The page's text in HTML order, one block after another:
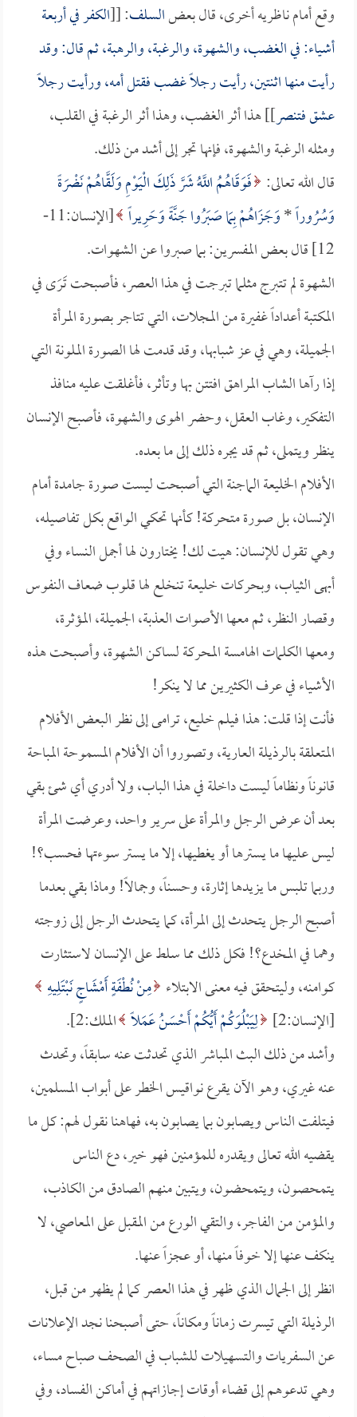
وقع أمام ناظريه أخرى، قال بعضالسلف: [[الكفر في أربعة
أشياء: في الغضب، والشهوة، والرغبة، والرهبة، ثم قال: وقد
رأيت منها اثنتين، رأيت رجلاً غضب فقتل أمه، ورأيت رجلاً
عشق فتنصر]] هذا أثر الغضب، وهذا أثر الرغبة في القلب،
ومثله الرغبة والشهوة، فإنها تجر إلى أشد من ذلك.
قال الله تعالى: فَوَقَاهُمُ اللَّهُ شَرَّ ذَلِكَ الْيَوْمِ وَلَقَّاهُمْ نَضْرَةً
وَسُرُوراً*وَجَزَاهُمْ بِمَا صَبَرُوا جَنَّةً وَحَرِيراً
[الإنسان:11-
12] قال بعض المفسرين: بما صبروا عن الشهوات.
الشهوة لم تتبرج مثلما تبرجت في هذا العصر، فأصبحت تَرَى في
المكتبة أعداداً غفيرة من المجلات، التي تتاجر بصورة المرأة
الجميلة، وهي في عز شبابها، وقد قدمت لها الصورة الملونة التي
إذا رآها الشاب المراهق افتتن بها وتأثر، فأغلقت عليه منافذ
التفكير، وغاب العقل، وحضر الهوى والشهوة، فأصبح الإنسان
ينظر ويتملى، ثم قد يجره ذلك إلى ما بعده.
الأفلام الخليعة الماجنة التي أصبحت ليست صورة جامدة أمام
الإنسان، بل صورة متحركة! كأنها تحكي الواقع بكل تفاصيله،
وهي تقول للإنسان: هيت لك! يختارون لها أجمل النساء وفي
أبهى الثياب، وبحركات خليعة تنخلع لها قلوب ضعاف النفوس
وقصار النظر، ثم معها الأصوات العذبة، الجميلة، المؤثرة،
ومعها الكلمات الهامسة المحركة لساكن الشهوة، وأصبحت هذه
الأشياء في عرف الكثيرين مما لا ينكر!
فأنت إذا قلت: هذا فيلم خليع، ترامى إلى نظر البعض الأفلام
المتعلقة بالرذيلة العارية، وتصوروا أن الأفلام المسموحة المباحة
قانوناً ونظاماً ليست داخلة في هذا الباب، ولا أدري أي شئ بقي
بعد أن عرض الرجل والمرأة على سرير واحد، وعرضت المرأة
ليس عليها ما يسترها أو يغطيها، إلا ما يستر سوءتها فحسب؟!
وربما تلبس ما يزيدها إثارة، وحسناً، وجمالاً! وماذا بقي بعدما
أصبح الرجل يتحدث إلى المرأة، كما يتحدث الرجل إلى زوجته
وهما في المخدع؟! فكل ذلك مما سلط على الإنسان لاستثارت
كوامنه، وليتحقق فيه معنى الابتلاء مِنْ نُطْفَةٍ أَمْشَاجٍ نَبْتَلِيهِ
[الإنسان:2]
لِيَبْلُوَكُمْ أَيُّكُمْ أَحْسَنُ عَمَلاً الملك:2].
وأشد من ذلك البث المباشر الذي تحدثت عنه سابقاً، وتحدث
عنه غيري، وهو الآن يقرع نواقيس الخطر على أبواب المسلمين،
فيتلفت الناس ويصابون بما يصابون به، فهاهنا نقول لهم: كل ما
يقضيه الله تعالى ويقدره للمؤمنين فهو خير، دع الناس
يتمحصون، ويتمحضون، ويتبين منهم الصادق من الكاذب،
والمؤمن من الفاجر، والتقي الورع من المقبل على المعاصي، لا
ينكف عنها إلا خوفاً منها، أو عجزاً عنها.
انظر إلى الجمال الذي ظهر في هذا العصر كما لم يظهر من قبل،
الرذيلة التي تيسرت زماناً ومكاناً، حتى أصبحنا نجد الإعلانات
عن السفريات والتسهيلات للشباب في الصحف صباح مساء،
وهي تدعوهم إلى قضاء أوقات إجازاتهم في أماكن الفساد، وفي